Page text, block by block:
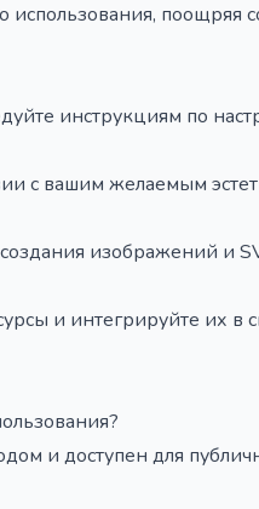
поощряя
инструкциям по
с вашим желаемым
изображений и
и интегрируйте их в
и доступен для